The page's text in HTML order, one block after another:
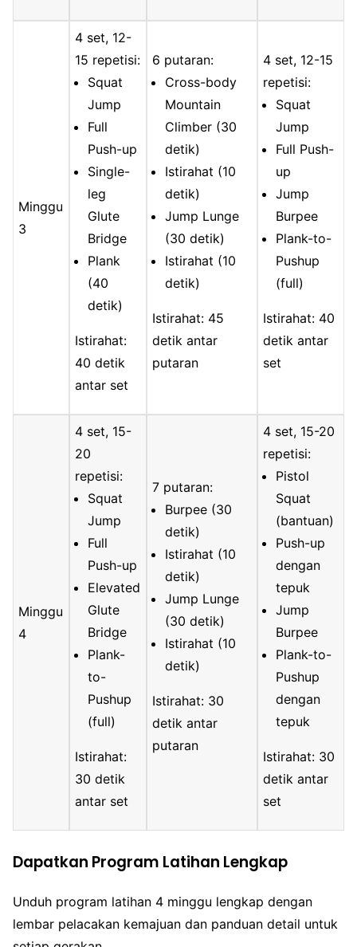
Minggu
3
4 set, 12-
15 repetisi:
Squat
Jump
Full
Push-up
Single-
leg
Glute
Bridge
Plank
(40
detik)
Istirahat:
40 detik
antar set
6 putaran:
Cross-body
Mountain
Climber (30
detik)
Istirahat (10
detik)
Jump Lunge
(30 detik)
Istirahat (10
detik)
Istirahat: 45
detik antar
putaran
4 set, 12-15
repetisi:
Squat
Jump
Full Push-
up
Jump
Burpee
Plank-to-
Pushup
(full)
Istirahat: 40
detik antar
set
Minggu
4
4 set, 15-
20
repetisi:
Squat
Jump
Full
Push-up
Elevated
Glute
Bridge
Plank-
to-
Pushup
(full)
Istirahat:
30 detik
antar set
7 putaran:
Burpee (30
detik)
Istirahat (10
detik)
Jump Lunge
(30 detik)
Istirahat (10
detik)
Istirahat: 30
detik antar
putaran
4 set, 15-20
repetisi:
Pistol
Squat
(bantuan)
Push-up
dengan
tepuk
Jump
Burpee
Plank-to-
Pushup
dengan
tepuk
Istirahat: 30
detik antar
set
Dapatkan Program Latihan Lengkap
Unduh program latihan 4 minggu lengkap dengan
lembar pelacakan kemajuan dan panduan detail untuk